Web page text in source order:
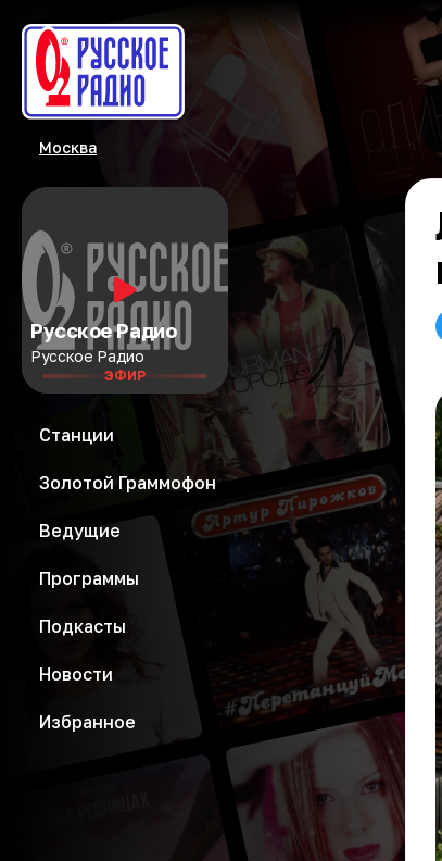
Москва
Русское Радио
Русское Радио
ЭФИР
Станции
Золотой Граммофон
Ведущие
Программы
Подкасты
Новости
Избранное